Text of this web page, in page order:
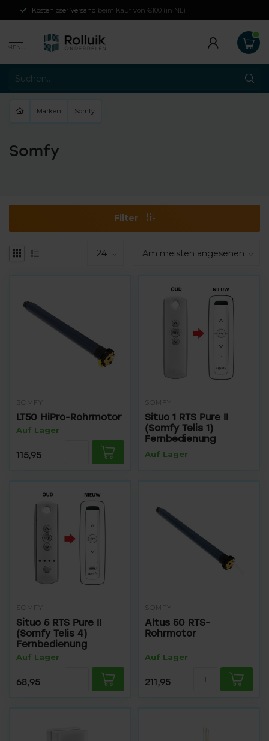
Kostenloser Versand beim Kauf von €100 (in NL)
MENU
Marken Somfy
Somfy
Filter
SOMFY
LT50 HiPro-Rohrmotor
Auf Lager
115,95
SOMFY
Situo 1 RTS Pure II
(Somfy Telis 1)
Fernbedienung
Auf Lager
SOMFY
Situo 5 RTS Pure II
(Somfy Telis 4)
Fernbedienung
Auf Lager
68,95
SOMFY
Altus 50 RTS-
Rohrmotor
Auf Lager
211,95